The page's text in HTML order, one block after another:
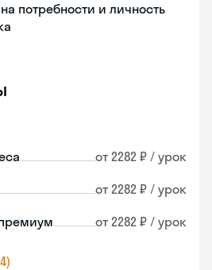
потребности и личность
от 2282 ₽ / урок
от 2282 ₽ / урок
от 2282 ₽ / урок